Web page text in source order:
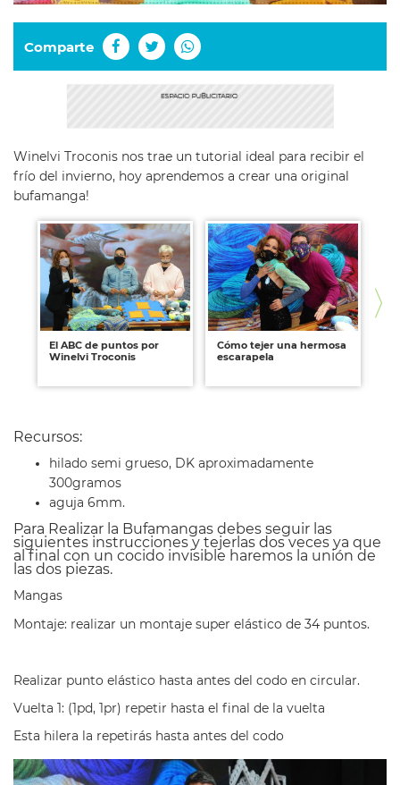
Comparte
Winelvi Troconis nos trae un tutorial ideal para recibir el
frío del invierno, hoy aprendemos a crear una original
bufamanga!
El ABC de puntos por
Winelvi Troconis
Cómo tejer una hermosa
escarapela
Recursos:
hilado semi grueso, DK aproximadamente
300gramos
aguja 6mm.
Para Realizar la Bufamangas debes seguir las
siguientes instrucciones y tejerlas dos veces ya que
al final con un cocido invisible haremos la unión de
las dos piezas.
Mangas
Montaje: realizar un montaje super elástico de 34 puntos.
Realizar punto elástico hasta antes del codo en circular.
Vuelta 1: (1pd, 1pr) repetir hasta el final de la vuelta
Esta hilera la repetirás hasta antes del codo